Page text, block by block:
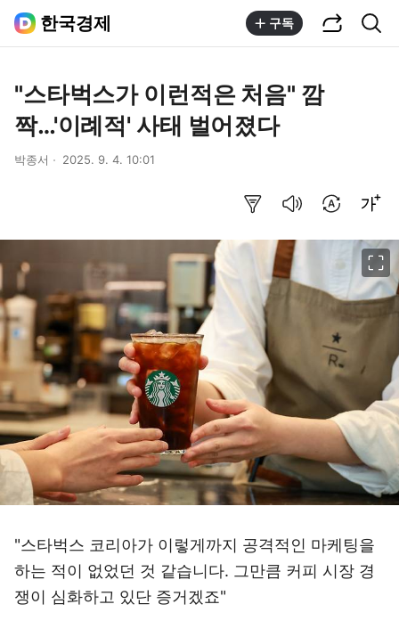
한국경제 구독
"스타벅스가 이런적은 처음" 깜
짝…'이례적' 사태 벌어졌다
박종서 2025. 9. 4. 10:01
"스타벅스 코리아가 이렇게까지 공격적인 마케팅을
하는 적이 없었던 것 같습니다. 그만큼 커피 시장 경
쟁이 심화하고 있단 증거겠죠"